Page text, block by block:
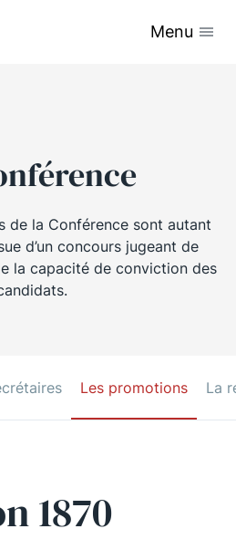
Menu
de la Conférence sont autant
d’un concours jugeant de
la capacité de conviction des
Les promotions La
1870